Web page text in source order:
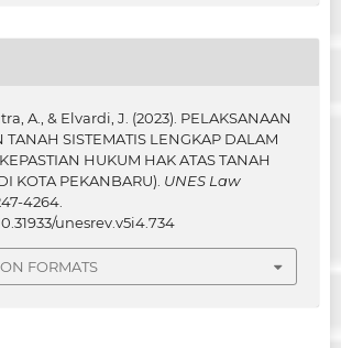
A., & Elvardi, J. (2023). PELAKSANAAN
TANAH SISTEMATIS LENGKAP DALAM
HUKUM HAK ATAS TANAH
KOTA PEKANBARU). UNES Law
4264.
unesrev.v5i4.734
FORMATS